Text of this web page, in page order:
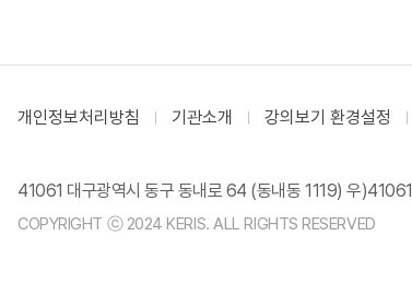
개인정보처리방침 기관소개 강의보기 환경설정
41061 대구광역시 동구 동내로 64 (동내동 1119) 우)41061
COPYRIGHT ⓒ 2024 KERIS. ALL RIGHTS RESERVED